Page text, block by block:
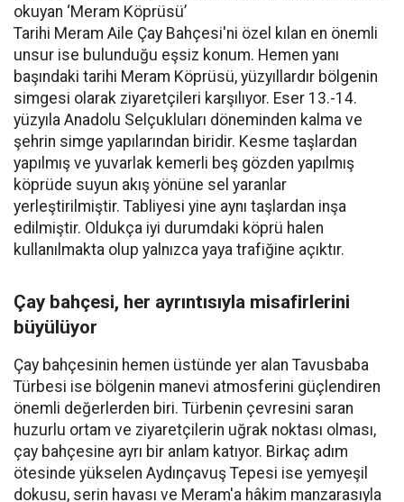
okuyan ‘Meram Köprüsü’
Tarihi Meram Aile Çay Bahçesi'ni özel kılan en önemli
unsur ise bulunduğu eşsiz konum. Hemen yanı
başındaki tarihi Meram Köprüsü, yüzyıllardır bölgenin
simgesi olarak ziyaretçileri karşılıyor. Eser 13.-14.
yüzyıla Anadolu Selçukluları döneminden kalma ve
şehrin simge yapılarından biridir. Kesme taşlardan
yapılmış ve yuvarlak kemerli beş gözden yapılmış
köprüde suyun akış yönüne sel yaranlar
yerleştirilmiştir. Tabliyesi yine aynı taşlardan inşa
edilmiştir. Oldukça iyi durumdaki köprü halen
kullanılmakta olup yalnızca yaya trafiğine açıktır.
Çay bahçesi, her ayrıntısıyla misafirlerini
büyülüyor
Çay bahçesinin hemen üstünde yer alan Tavusbaba
Türbesi ise bölgenin manevi atmosferini güçlendiren
önemli değerlerden biri. Türbenin çevresini saran
huzurlu ortam ve ziyaretçilerin uğrak noktası olması,
çay bahçesine ayrı bir anlam katıyor. Birkaç adım
ötesinde yükselen Aydınçavuş Tepesi ise yemyeşil
dokusu, serin havası ve Meram'a hâkim manzarasıyla